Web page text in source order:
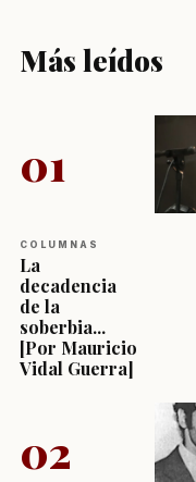
Más leídos
01
COLUMNAS
La
decadencia
de la
soberbia...
[Por Mauricio
Vidal Guerra]
02